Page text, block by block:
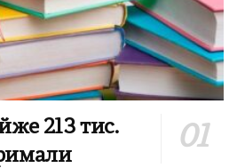
213 тис.